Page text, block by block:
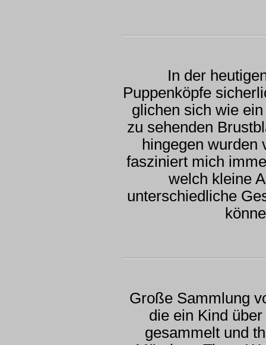
In der
Puppenköpfe
glichen sich wie
zu sehenden
hingegen wurden
fasziniert mich
welch kleine
unterschiedliche
Große Sammlung
die ein Kind
gesammelt und